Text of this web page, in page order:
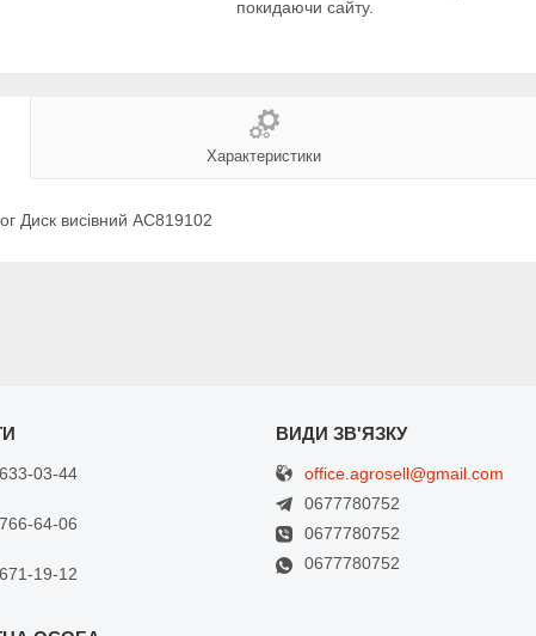
покидаючи сайту.
Характеристики
Диск висівний AC819102
03-44
64-06
19-12
office.agrosell@gmail.com
0677780752
0677780752
0677780752